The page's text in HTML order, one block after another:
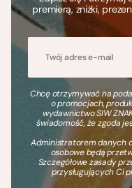
premierą, zniżki,
Chcę otrzymywać na
o promocjach,
wydawnictwo SIW
świadomość, że zgoda
Administratorem danych
osobowe będą
Szczegółowe zasady
przysługujących Ci